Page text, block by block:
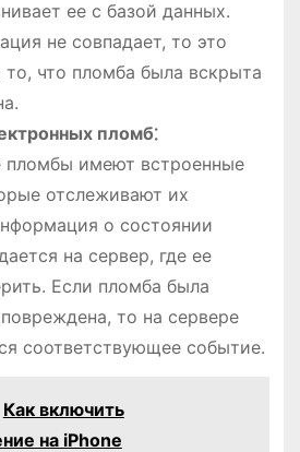
ее с базой данных.
не совпадает, то это
то, что пломба была вскрыта
пломб⁚
пломбы имеют встроенные
отслеживают их
о состоянии
на сервер, где ее
Если пломба была
то на сервере
соответствующее событие.
Как включить
на iPhone